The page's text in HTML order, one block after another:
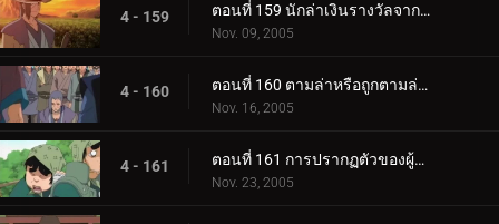
4 - 159 ตอนที่ 159 นักล่าเงินรางวัลจากถิ่นทุรกันดาร
Nov. 09, 2005
4 - 160 ตอนที่ 160 ตามล่าหรือถูกตามล่า! การประลองที่ O.K. วัด!
Nov. 16, 2005
4 - 161 ตอนที่ 161 การปรากฏตัวของผู้มาเยือนที่แปลกประหลาด
Nov. 23, 2005